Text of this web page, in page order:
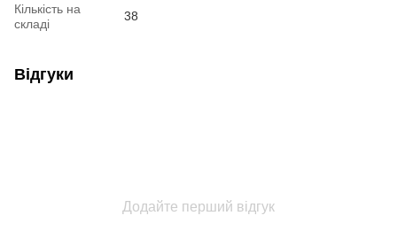
Кількість на
складі
38
Відгуки
Додайте перший відгук